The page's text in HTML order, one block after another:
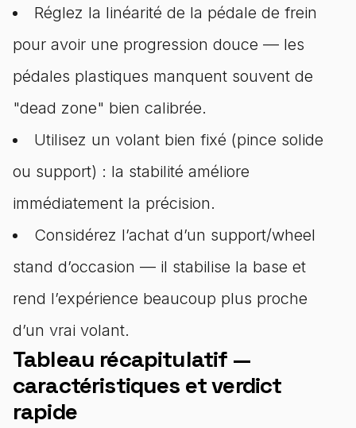
Réglez la linéarité de la pédale de frein
pour avoir une progression douce — les
pédales plastiques manquent souvent de
"dead zone" bien calibrée.
Utilisez un volant bien fixé (pince solide
ou support) : la stabilité améliore
immédiatement la précision.
Considérez l’achat d’un support/wheel
stand d’occasion — il stabilise la base et
rend l’expérience beaucoup plus proche
d’un vrai volant.
Tableau récapitulatif —
caractéristiques et verdict
rapide